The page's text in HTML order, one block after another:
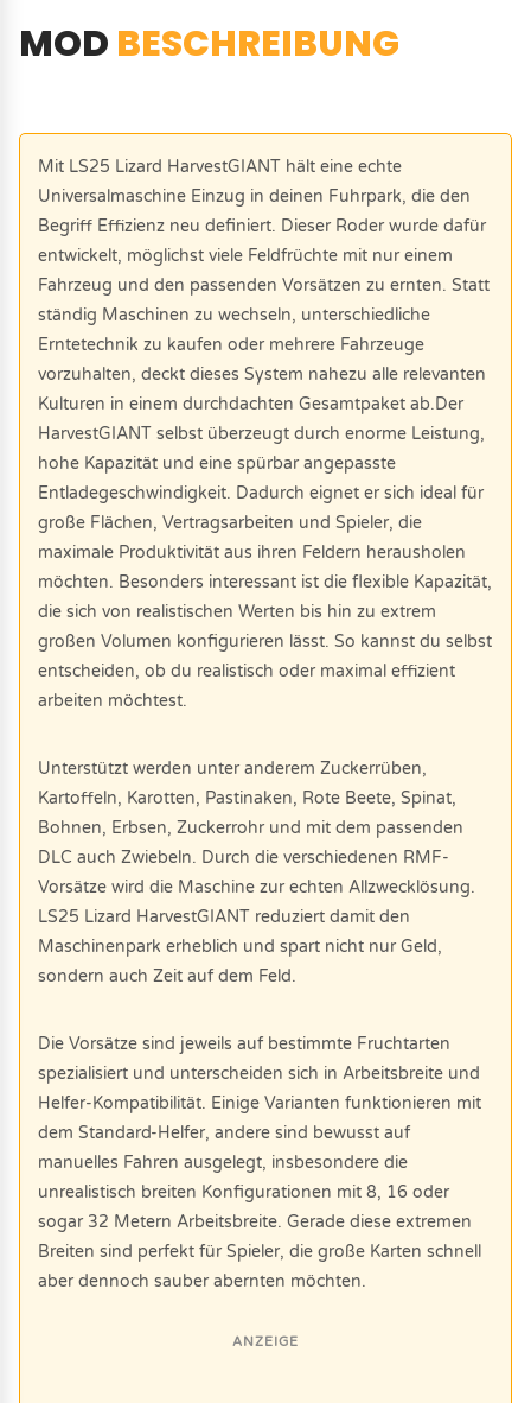
MOD BESCHREIBUNG
Mit LS25 Lizard HarvestGIANT hält eine echte
Universalmaschine Einzug in deinen Fuhrpark, die den
Begriff Effizienz neu definiert. Dieser Roder wurde dafür
entwickelt, möglichst viele Feldfrüchte mit nur einem
Fahrzeug und den passenden Vorsätzen zu ernten. Statt
ständig Maschinen zu wechseln, unterschiedliche
Erntetechnik zu kaufen oder mehrere Fahrzeuge
vorzuhalten, deckt dieses System nahezu alle relevanten
Kulturen in einem durchdachten Gesamtpaket ab.Der
HarvestGIANT selbst überzeugt durch enorme Leistung,
hohe Kapazität und eine spürbar angepasste
Entladegeschwindigkeit. Dadurch eignet er sich ideal für
große Flächen, Vertragsarbeiten und Spieler, die
maximale Produktivität aus ihren Feldern herausholen
möchten. Besonders interessant ist die flexible Kapazität,
die sich von realistischen Werten bis hin zu extrem
großen Volumen konfigurieren lässt. So kannst du selbst
entscheiden, ob du realistisch oder maximal effizient
arbeiten möchtest.
Unterstützt werden unter anderem Zuckerrüben,
Kartoffeln, Karotten, Pastinaken, Rote Beete, Spinat,
Bohnen, Erbsen, Zuckerrohr und mit dem passenden
DLC auch Zwiebeln. Durch die verschiedenen RMF-
Vorsätze wird die Maschine zur echten Allzwecklösung.
LS25 Lizard HarvestGIANT reduziert damit den
Maschinenpark erheblich und spart nicht nur Geld,
sondern auch Zeit auf dem Feld.
Die Vorsätze sind jeweils auf bestimmte Fruchtarten
spezialisiert und unterscheiden sich in Arbeitsbreite und
Helfer-Kompatibilität. Einige Varianten funktionieren mit
dem Standard-Helfer, andere sind bewusst auf
manuelles Fahren ausgelegt, insbesondere die
unrealistisch breiten Konfigurationen mit 8, 16 oder
sogar 32 Metern Arbeitsbreite. Gerade diese extremen
Breiten sind perfekt für Spieler, die große Karten schnell
aber dennoch sauber abernten möchten.
ANZEIGE